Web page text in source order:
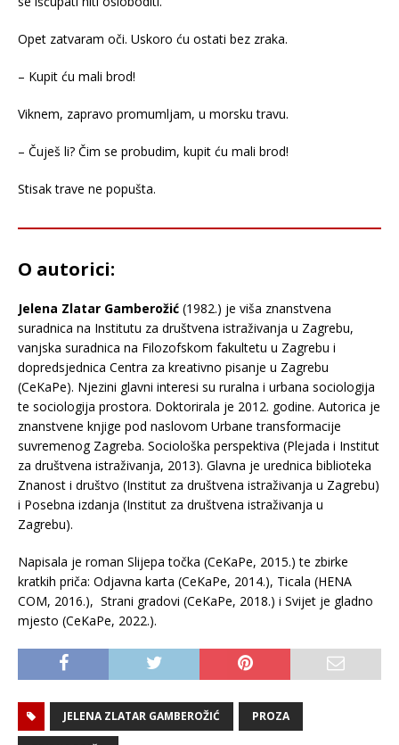
Opet zatvaram oči. Uskoro ću ostati bez zraka.
– Kupit ću mali brod!
Viknem, zapravo promumljam, u morsku travu.
– Čuješ li? Čim se probudim, kupit ću mali brod!
Stisak trave ne popušta.
O autorici:
Jelena Zlatar Gamberožić (1982.) je viša znanstvena
suradnica na Institutu za društvena istraživanja u Zagrebu,
vanjska suradnica na Filozofskom fakultetu u Zagrebu i
dopredsjednica Centra za kreativno pisanje u Zagrebu
(CeKaPe). Njezini glavni interesi su ruralna i urbana sociologija
te sociologija prostora. Doktorirala je 2012. godine. Autorica je
znanstvene knjige pod naslovom Urbane transformacije
suvremenog Zagreba. Sociološka perspektiva (Plejada i Institut
za društvena istraživanja, 2013). Glavna je urednica biblioteka
Znanost i društvo (Institut za društvena istraživanja u Zagrebu)
i Posebna izdanja (Institut za društvena istraživanja u
Zagrebu).
Napisala je roman Slijepa točka (CeKaPe, 2015.) te zbirke
kratkih priča: Odjavna karta (CeKaPe, 2014.), Ticala (HENA
COM, 2016.), Strani gradovi (CeKaPe, 2018.) i Svijet je gladno
mjesto (CeKaPe, 2022.).
JELENA ZLATAR GAMBEROŽIĆ PROZA